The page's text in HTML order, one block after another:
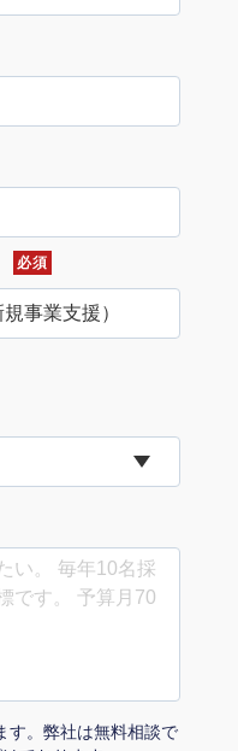
カリトルく
くん』
アル』
トル』
必須
す。弊社は無料相談で